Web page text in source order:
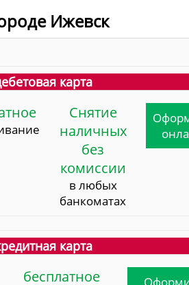
Ижевск
карта
Снятие
наличных
без
комиссии
в любых
банкоматах
карта
бесплатное